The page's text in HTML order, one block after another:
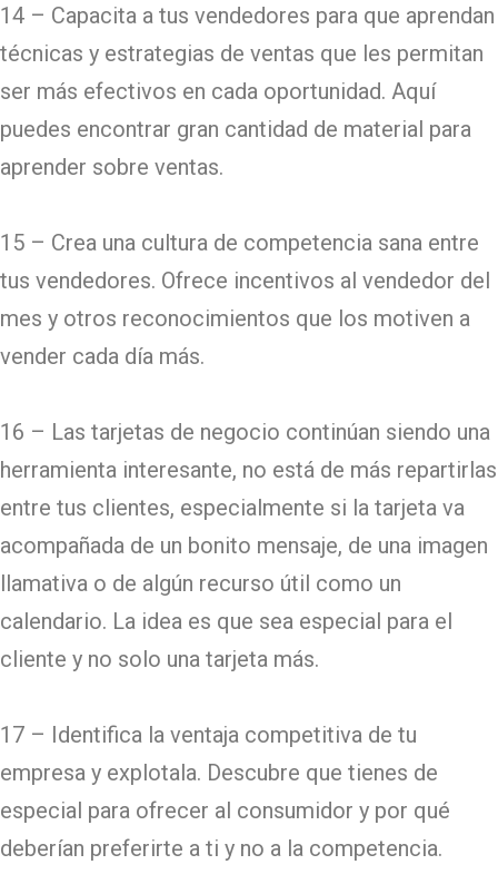
14 – Capacita a tus vendedores para que aprendan
técnicas y estrategias de ventas que les permitan
ser más efectivos en cada oportunidad. Aquí
puedes encontrar gran cantidad de material para
aprender sobre ventas.
15 – Crea una cultura de competencia sana entre
tus vendedores. Ofrece incentivos al vendedor del
mes y otros reconocimientos que los motiven a
vender cada día más.
16 – Las tarjetas de negocio continúan siendo una
herramienta interesante, no está de más repartirlas
entre tus clientes, especialmente si la tarjeta va
acompañada de un bonito mensaje, de una imagen
llamativa o de algún recurso útil como un
calendario. La idea es que sea especial para el
cliente y no solo una tarjeta más.
17 – Identifica la ventaja competitiva de tu
empresa y explotala. Descubre que tienes de
especial para ofrecer al consumidor y por qué
deberían preferirte a ti y no a la competencia.